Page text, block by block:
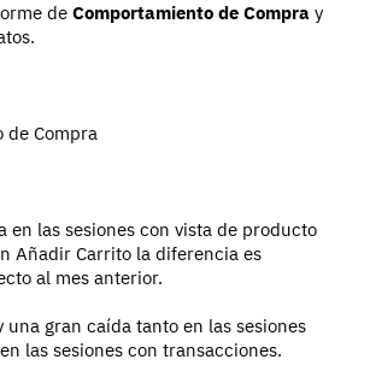
de Comportamiento de Compra y
en las sesiones con vista de producto
Añadir Carrito la diferencia es
al mes anterior.
una gran caída tanto en las sesiones
las sesiones con transacciones.